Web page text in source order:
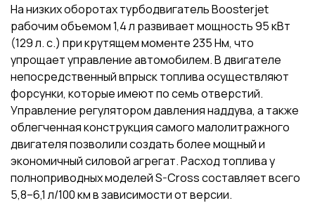
На низких оборотах турбодвигатель Boosterjet
рабочим объемом 1,4 л развивает мощность 95 кВт
(129 л. с.) при крутящем моменте 235 Нм, что
упрощает управление автомобилем. В двигателе
непосредственный впрыск топлива осуществляют
форсунки, которые имеют по семь отверстий.
Управление регулятором давления наддува, а также
облегченная конструкция самого малолитражного
двигателя позволили создать более мощный и
экономичный силовой агрегат. Расход топлива у
полноприводных моделей S-Cross составляет всего
5,8–6,1 л/100 км в зависимости от версии.